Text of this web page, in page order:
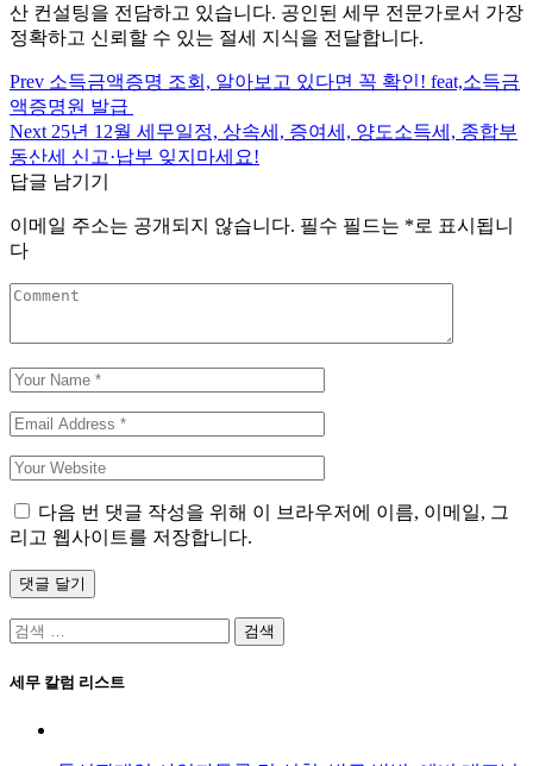
산 컨설팅을 전담하고 있습니다. 공인된 세무 전문가로서 가장
정확하고 신뢰할 수 있는 절세 지식을 전달합니다.
글
탐
색
Prev 소득금액증명 조회, 알아보고 있다면 꼭 확인! feat,소득금
액증명원 발급
Next 25년 12월 세무일정, 상속세, 증여세, 양도소득세, 종합부
동산세 신고·납부 잊지마세요!
답글 남기기
이메일 주소는 공개되지 않습니다. 필수 필드는 *로 표시됩니
다
다음 번 댓글 작성을 위해 이 브라우저에 이름, 이메일, 그
리고 웹사이트를 저장합니다.
댓글 달기
검
세무 칼럼 리스트